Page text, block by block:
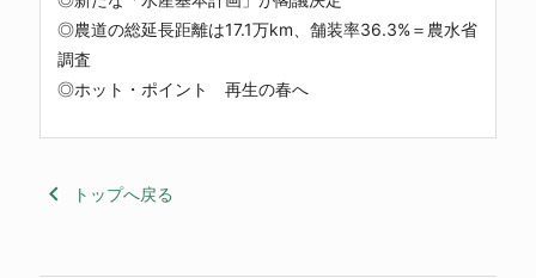
◎農道の総延長距離は17.1万km、舗装率36.3%＝農水省
調査
◎ホット・ポイント 再生の春へ
keyboard_arrow_left トップへ戻る